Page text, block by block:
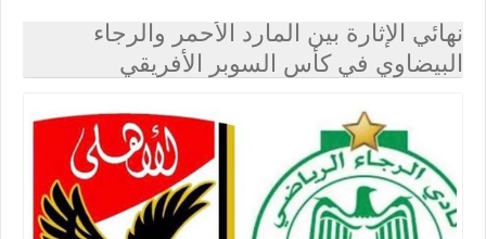
نهائي الإثارة بين المارد الأحمر والرجاء
البيضاوي في كأس السوبر الأفريقي